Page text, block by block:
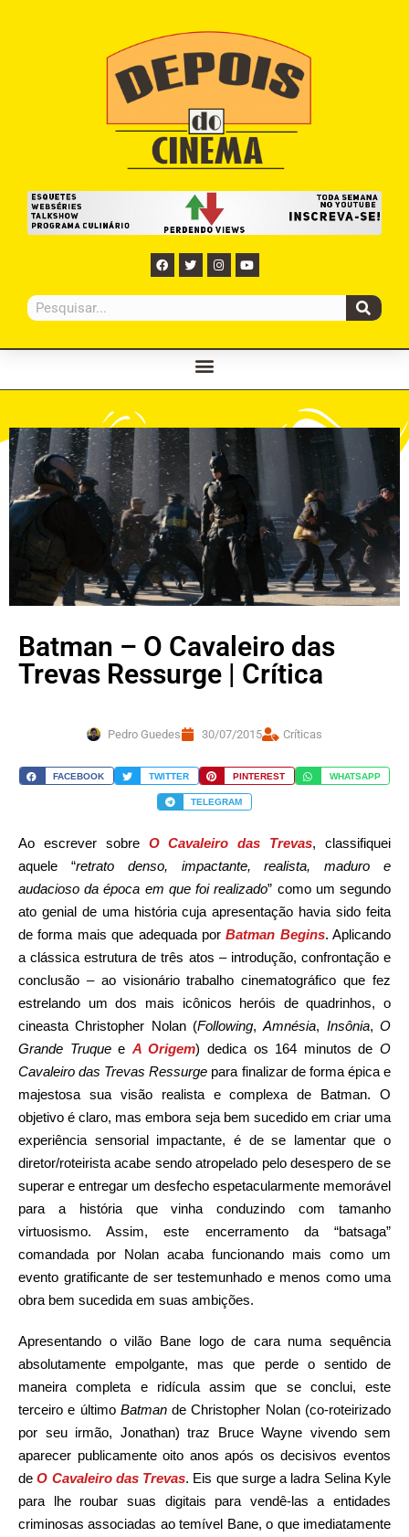
Batman – O Cavaleiro das
Trevas Ressurge | Crítica
Pedro Guedes 30/07/2015 Críticas
FACEBOOK TWITTER PINTEREST WHATSAPP
TELEGRAM
Ao escrever sobre O Cavaleiro das Trevas, classifiquei
aquele “retrato denso, impactante, realista, maduro e
audacioso da época em que foi realizado” como um segundo
ato genial de uma história cuja apresentação havia sido feita
de forma mais que adequada porBatman Begins. Aplicando
a clássica estrutura de três atos – introdução, confrontação e
conclusão – ao visionário trabalho cinematográfico que fez
estrelando um dos mais icônicos heróis de quadrinhos, o
cineasta Christopher Nolan (Following,Amnésia, Insônia,O
Grande Truque e A Origem) dedica os 164 minutos deO
Cavaleiro das Trevas Ressurge para finalizar de forma épica e
majestosa sua visão realista e complexa de Batman. O
objetivo é claro, mas embora seja bem sucedido em criar uma
experiência sensorial impactante, é de se lamentar que o
diretor/roteirista acabe sendo atropelado pelo desespero de se
superar e entregar um desfecho espetacularmente memorável
para a história que vinha conduzindo com tamanho
virtuosismo. Assim, este encerramento da “batsaga”
comandada por Nolan acaba funcionando mais como um
evento gratificante de ser testemunhado e menos como uma
obra bem sucedida em suas ambições.
Apresentando o vilão Bane logo de cara numa sequência
absolutamente empolgante, mas que perde o sentido de
maneira completa e ridícula assim que se conclui, este
terceiro e último Batmande Christopher Nolan (co-roteirizado
por seu irmão, Jonathan) traz Bruce Wayne vivendo sem
aparecer publicamente oito anos após os decisivos eventos
deO Cavaleiro das Trevas. Eis que surge a ladra Selina Kyle
para lhe roubar suas digitais para vendê-las a entidades
criminosas associadas ao temível Bane, o que imediatamente